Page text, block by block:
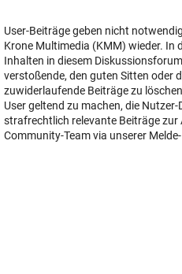
User-Beiträge geben nicht
Krone Multimedia (KMM) wieder. In
Inhalten in diesem
verstoßende, den guten Sitten oder
zuwiderlaufende Beiträge zu
User geltend zu machen, die
strafrechtlich relevante Beiträge zur
Community-Team via unserer